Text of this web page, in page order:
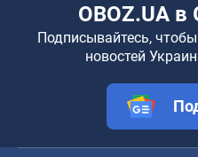
OBOZ.UA в
Подписывайтесь,
новостей